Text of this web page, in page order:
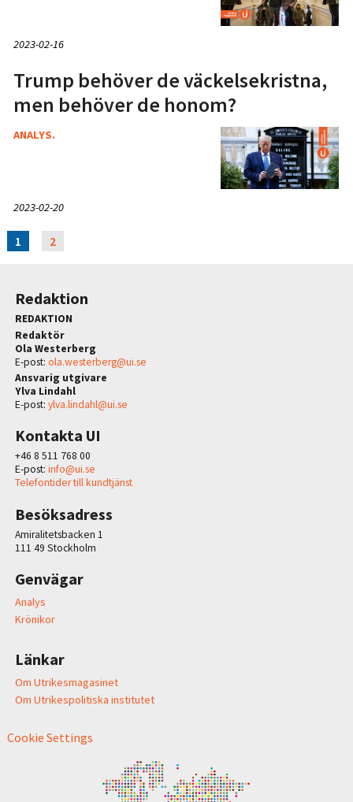
2023-02-16
Trump behöver de väckelsekristna,
men behöver de honom?
ANALYS.
2023-02-20
1 2
Redaktion
REDAKTION
Redaktör
Ola Westerberg
E-post: ola.westerberg@ui.se
Ansvarig utgivare
Ylva Lindahl
E-post: ylva.lindahl@ui.se
Kontakta UI
+46 8 511 768 00
E-post: info@ui.se
Telefontider till kundtjänst
Besöksadress
Amiralitetsbacken 1
111 49 Stockholm
Genvägar
Analys
Krönikor
Länkar
Om Utrikesmagasinet
Om Utrikespolitiska institutet
Cookie Settings